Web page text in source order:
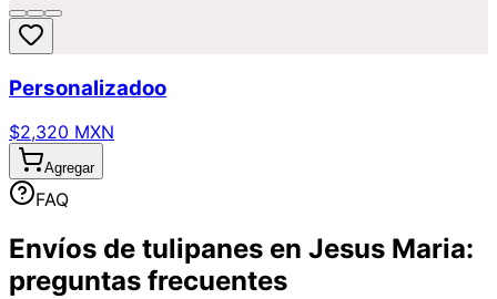
Personalizadoo
$2,320 MXN
Agregar
FAQ
Envíos de tulipanes en Jesus Maria:
preguntas frecuentes